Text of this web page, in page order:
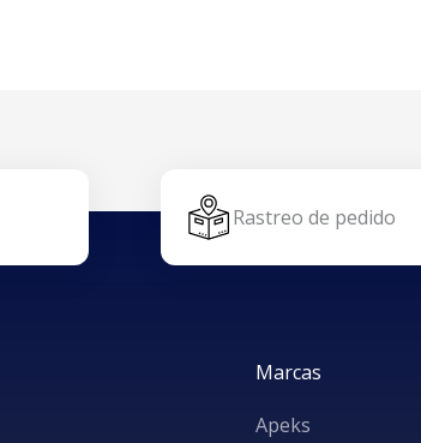
Rastreo de pedido
Marcas
Apeks